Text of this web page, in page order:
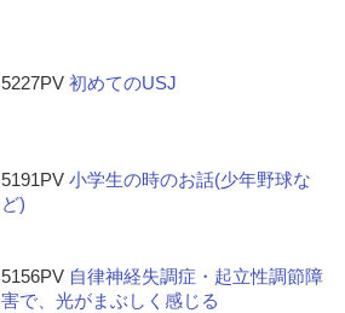
5227PV初めてのUSJ
5191PV小学生の時のお話(少年野球な
ど)
5156PV 自律神経失調症・起立性調節障
害で、光がまぶしく感じる